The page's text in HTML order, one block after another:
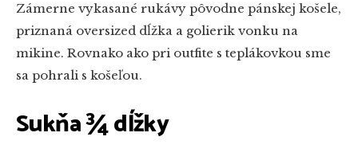
Zámerne vykasané rukávy pôvodne pánskej košele,
priznaná oversized dĺžka a golierik vonku na
mikine. Rovnako ako pri outfite s teplákovkou sme
sa pohrali s košeľou.
Sukňa ¾ dĺžky